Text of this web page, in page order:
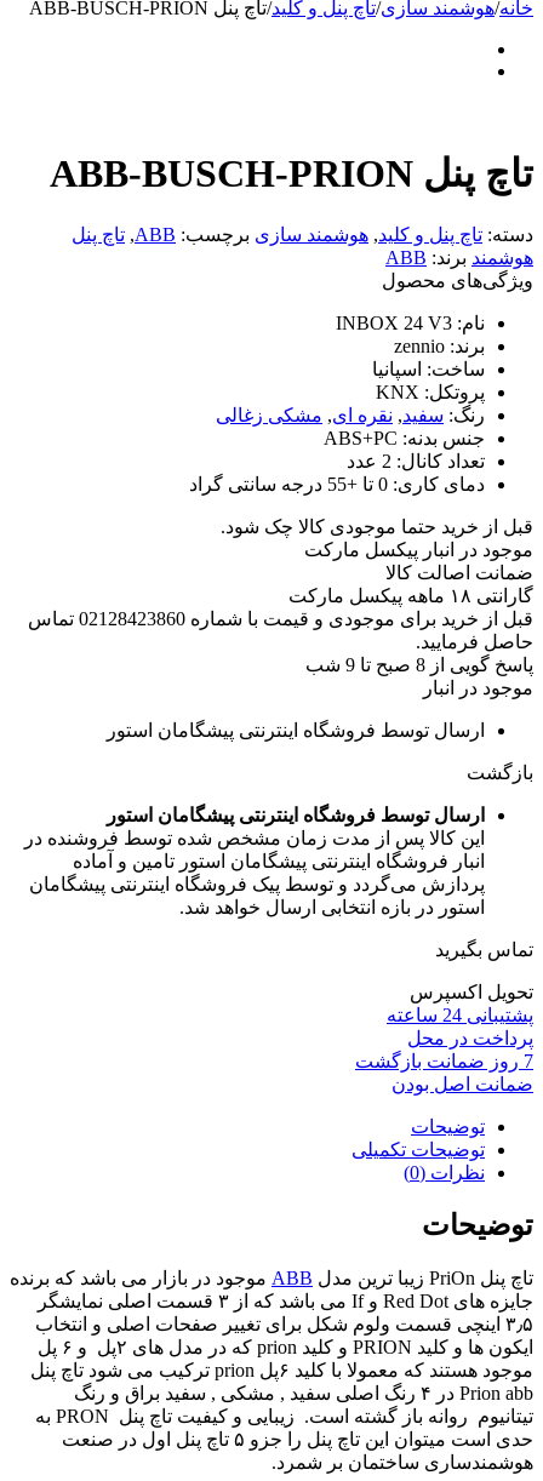
خانه/هوشمند سازی/تاچ پنل و کلید/تاچ پنل ABB-BUSCH-PRION
تاچ پنل ABB-BUSCH-PRION
دسته: تاچ پنل و کلید, هوشمند سازی برچسب: ABB
, تاچ پنل
هوشمند برند: ABB
ویژگی‌های محصول
نام: INBOX 24 V3
برند: zennio
ساخت: اسپانیا
پروتکل: KNX
رنگ: سفید, نقره ای, مشکی زغالی
جنس بدنه: ABS+PC
تعداد کانال: 2 عدد
دمای کاری: 0 تا +55 درجه سانتی گراد
قبل از خرید حتما موجودی کالا چک شود.
موجود در انبار پیکسل مارکت
ضمانت اصالت کالا
گارانتی ۱۸ ماهه پیکسل مارکت
قبل از خرید برای موجودی و قیمت با شماره 02128423860 تماس
حاصل فرمایید.
پاسخ گویی از 8 صبح تا 9 شب
موجود در انبار
ارسال توسط فروشگاه اینترنتی پیشگامان استور
بازگشت
ارسال توسط فروشگاه اینترنتی پیشگامان استور
این کالا پس از مدت زمان مشخص شده توسط فروشنده در
انبار فروشگاه اینترنتی پیشگامان استور تامین و آماده
پردازش می‌گردد و توسط پیک فروشگاه اینترنتی پیشگامان
استور در بازه انتخابی ارسال خواهد شد.
تماس بگیرید
تحویل اکسپرس
پشتیبانی 24 ساعته
پرداخت در محل
7 روز ضمانت بازگشت
ضمانت اصل بودن
توضیحات
توضیحات تکمیلی
نظرات (0)
توضیحات
تاچ پنل PriOn زیبا ترین مدل ABB موجود در بازار می باشد که برنده
جایزه های Red Dot و If می باشد که از ۳ قسمت اصلی نمایشگر
۳٫۵ اینچی قسمت ولوم شکل برای تغییر صفحات اصلی و انتخاب
ایکون ها و کلید PRION و کلید prion که در مدل های ۲پل و ۶ پل
موجود هستند که معمولا با کلید ۶پل prion ترکیب می شود تاچ پنل
Prion abb در ۴ رنگ اصلی سفید , مشکی , سفید براق و رنگ
تیتانیوم روانه باز گشته است. زیبایی و کیفیت تاچ پنل PRON به
حدی است میتوان این تاچ پنل را جزو ۵ تاچ پنل اول در صنعت
هوشمندساری ساختمان بر شمرد.